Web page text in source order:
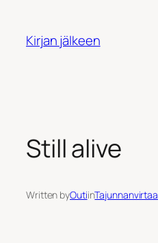
Kirjan jälkeen
Still alive
Written byOutiinTajunnanvirtaa